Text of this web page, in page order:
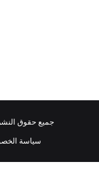
جميع حقوق
سياسة